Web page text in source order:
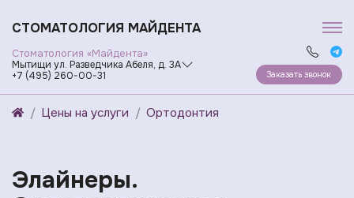
СТОМАТОЛОГИЯ МАЙДЕНТА
Стоматология «Майдента»
Мытищи ул. Разведчика Абеля, д. 3А
+7 (495) 260-00-31
Заказать звонок
Цены на услуги Ортодонтия
Элайнеры.